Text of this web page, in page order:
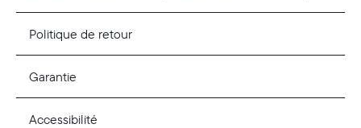
Politique de retour
Garantie
Accessibilité